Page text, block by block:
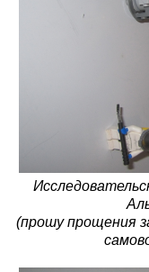
(прошу прощения